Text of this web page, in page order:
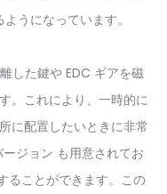
うになっています。
した鍵や EDC ギアを磁
。これにより、一時的に
に配置したいときに非常
ージョン も用意されてお
ることができます。この